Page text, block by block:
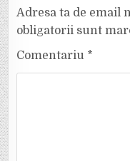
Adresa ta de email
obligatorii sunt
Comentariu *